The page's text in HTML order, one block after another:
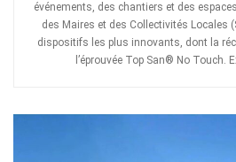
événements, des chantiers et des
des Maires et des Collectivités Locales
dispositifs les plus innovants, dont la
l’éprouvée Top San® No Touch.